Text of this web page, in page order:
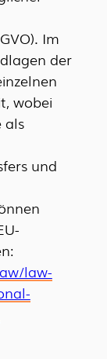
Im
der
wobei
als
und
law-